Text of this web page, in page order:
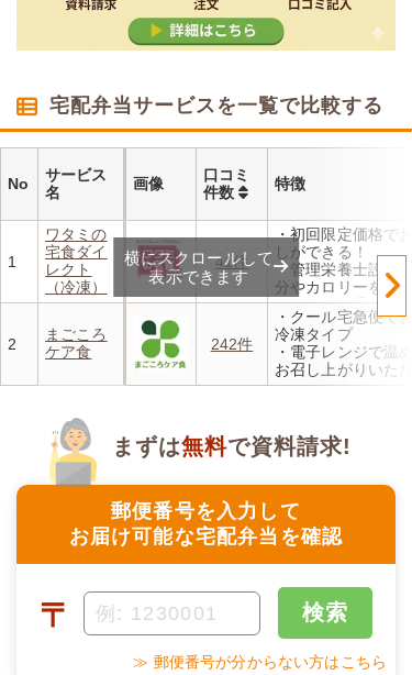
宅配弁当サービスを一覧で比較する
No
サービス
名
画像
口コミ
件数
特徴
1
ワタミの
宅食ダイ
レクト
（冷凍）
41件
・初回限定価格で
しができる！
・管理栄養士設計
分やカロリーを賢く
・レンジで温めるだ
使わず安全で片付
・豊富な献立で毎
飽きることなく楽
2
まごころ
ケア食
242件
・クール宅急便で
冷凍タイプ
・電子レンジで温
お召し上がりいただ
・メニューの組み
んと20％OFF！
横にスクロールして
表示できます
郵便番号を入力して
お届け可能な宅配弁当を確認
まずは無料で資料請求!
〒 検索
≫ 郵便番号が分からない方はこちら